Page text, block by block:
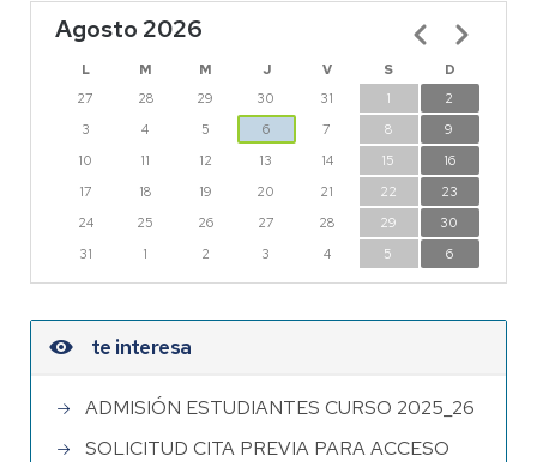
Agosto 2026
L M M J V S
D
27
28 29 30 31 1
2
3
4 5 6 7 8
9
10
11 12 13 14 15
16
17
18 19 20 21 22
23
24
25 26 27 28 29
30
31
1 2 3 4 5 6
Paginación
te interesa
ADMISIÓN ESTUDIANTES CURSO 2025_26
SOLICITUD CITA PREVIA PARA ACCESO